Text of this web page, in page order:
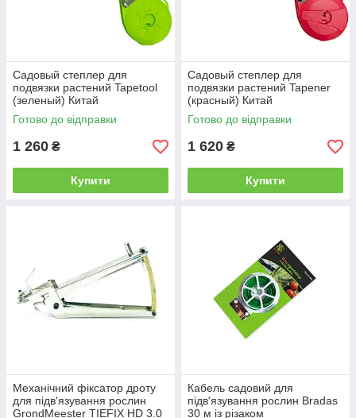
Садовый степлер для
подвязки растений Tapetool
(зеленый) Китай
Готово до відправки
1 260 ₴
Купити
Садовый степлер для
подвязки растений Tapener
(красный) Китай
Готово до відправки
1 620 ₴
Купити
Механічний фіксатор дроту
для підв'язування рослин
GrondMeester TIEFIX HD 3.0
Кабель садовий для
підв'язування рослин Bradas
30 м із різаком